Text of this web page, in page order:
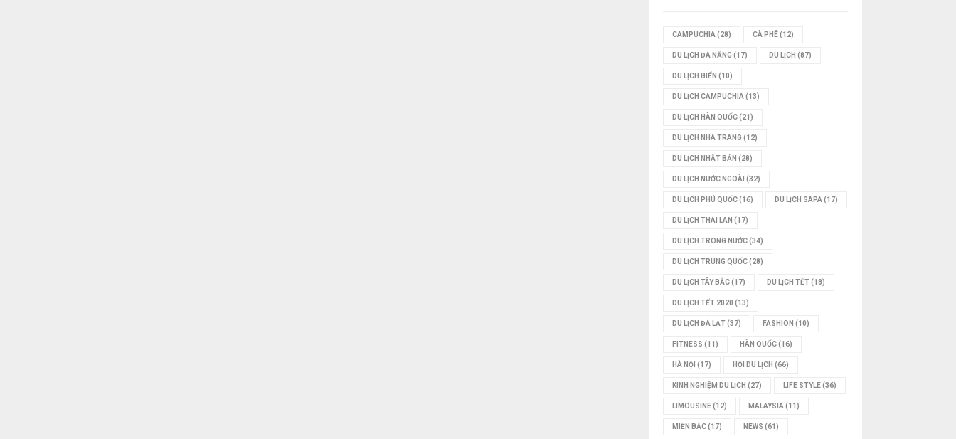
CAMPUCHIA (28) CÀ PHÊ(12)
DU LỊCH ĐÀ NẴNG (17) DU LỊCH (87)
DU LỊCH BIỂN (10)
DU LỊCH CAMPUCHIA (13)
DU LỊCH HÀN QUỐC(21)
DU LỊCH NHA TRANG (12)
DU LỊCH NHẬT BẢN (28)
DU LỊCH NƯỚC NGOÀI (32)
DU LỊCH PHÚ QUỐC(16) DU LỊCH SAPA (17)
DU LỊCH THÁI LAN (17)
DU LỊCH TRONG NƯỚC(34)
DU LỊCH TRUNG QUỐC(28)
DU LỊCH TÂY BẮC(17) DU LỊCH TẾT(18)
DU LỊCH TẾT 2020 (13)
DU LỊCH ĐÀ LẠT(37) FASHION (10)
FITNESS (11) HÀN QUỐC(16)
HÀ NỘI (17) HỘI DU LỊCH (66)
KINH NGHIỆM DU LỊCH (27) LIFE STYLE(36)
LIMOUSINE(12) MALAYSIA (11)
MIỀN BẮC(17) NEWS (61)